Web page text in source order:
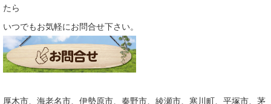
たら
いつでもお気軽にお問合せ下さい。
厚木市、海老名市、伊勢原市、秦野市、綾瀬市、寒川町、平塚市、茅